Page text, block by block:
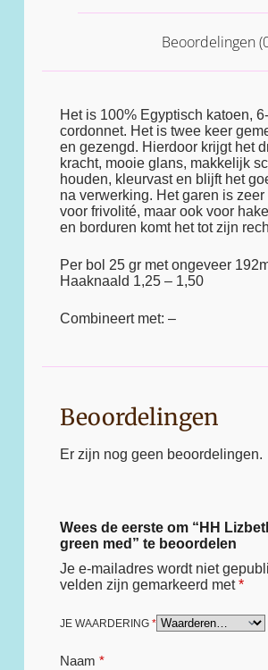
Beoordelingen
Het is 100% Egyptisch katoen,
cordonnet. Het is twee keer
en gezengd. Hierdoor krijgt het
kracht, mooie glans, makkelijk
houden, kleurvast en blijft het
na verwerking. Het garen is
voor frivolité, maar ook voor
en borduren komt het tot zijn
Per bol 25 gr met ongeveer
Haaknaald 1,25 – 1,50
Combineert met: –
Beoordelingen
Er zijn nog geen beoordelingen.
Wees de eerste om “HH
green med” te beoordelen
Je e-mailadres wordt niet
velden zijn gemarkeerd met*
JE WAARDERING *
Naam *